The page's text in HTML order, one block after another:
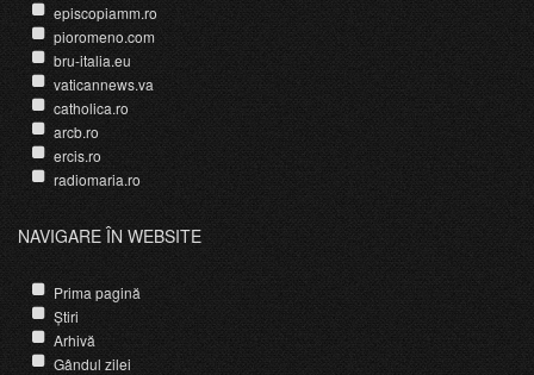
episcopiamm.ro
pioromeno.com
bru-italia.eu
vaticannews.va
catholica.ro
arcb.ro
ercis.ro
radiomaria.ro
NAVIGARE ÎN WEBSITE
Prima pagină
Știri
Arhivă
Gândul zilei